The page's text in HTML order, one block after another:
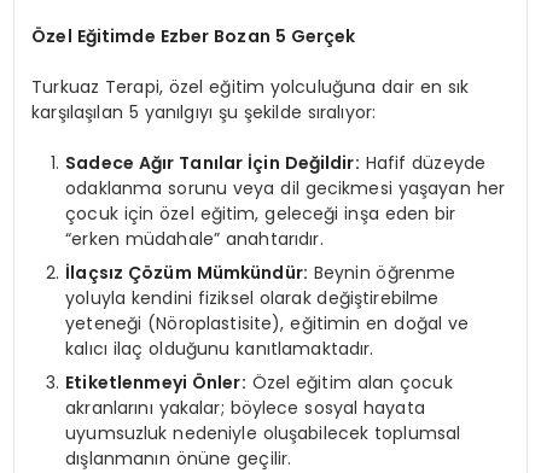
Özel Eğitimde Ezber Bozan 5 Gerçek
Turkuaz Terapi, özel eğitim yolculuğuna dair en sık
karşılaşılan 5 yanılgıyı şu şekilde sıralıyor:
Sadece Ağır Tanılar İçin Değildir: Hafif düzeyde
odaklanma sorunu veya dil gecikmesi yaşayan her
çocuk için özel eğitim, geleceği inşa eden bir
“erken müdahale” anahtarıdır.
İlaçsız Çözüm Mümkündür: Beynin öğrenme
yoluyla kendini fiziksel olarak değiştirebilme
yeteneği (Nöroplastisite), eğitimin en doğal ve
kalıcı ilaç olduğunu kanıtlamaktadır.
Etiketlenmeyi Önler: Özel eğitim alan çocuk
akranlarını yakalar; böylece sosyal hayata
uyumsuzluk nedeniyle oluşabilecek toplumsal
dışlanmanın önüne geçilir.